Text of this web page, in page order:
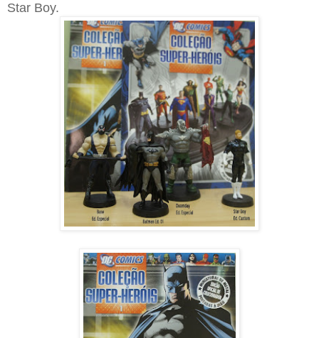
Star Boy.